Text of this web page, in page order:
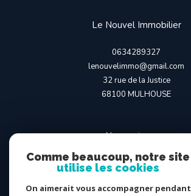
Le Nouvel Immobilier
0634289327
lenouvelimmo@gmail.com
32 rue de la Justice
68100
MULHOUSE
Nous suivre sur
Comme beaucoup, notre site
utilise les cookies
On aimerait vous accompagner pendant